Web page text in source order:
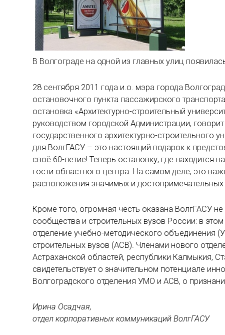
В Волгограде на одной из главных улиц
28 сентября 2011 года и.о. мэра города
остановочного пункта пассажирского
остановка «Архитектурно-строительный
руководством городской Администрации,
государственного архитектурно-строительного
для ВолгГАСУ – это настоящий подарок к
своё 60-летие! Теперь остановку, где находится
гости областного центра. На самом деле, это
расположения значимых и
Кроме того, огромная честь оказана ВолгГАСУ
сообщества и строительных вузов России: в
отделение учебно-методического объединения
строительных вузов (АСВ). Членами нового
Астраханской областей, республики Калмыкия,
свидетельствует о значительном потенциале
Волгоградского отделения УМО и АСВ, о
Ирина Осадчая,
отдел корпоративных коммуникаций ВолгГАСУ